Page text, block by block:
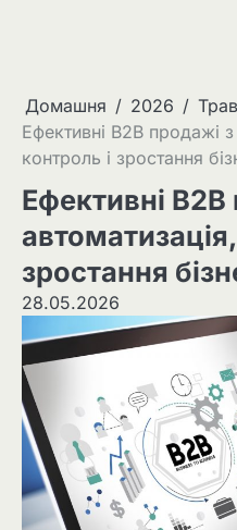
Домашня 2026
Ефективні B2B продажі
контроль і зростання
Ефективні
зростання
28.05.2026